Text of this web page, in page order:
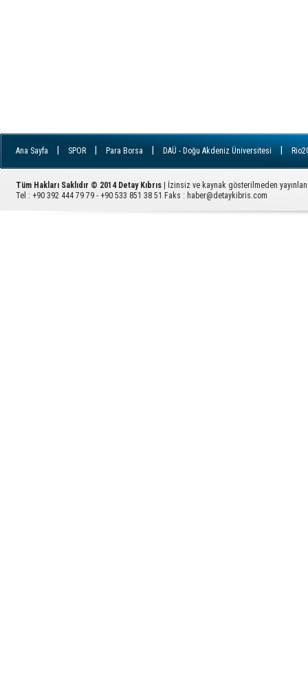
Ana Sayfa SPOR Para Borsa DAÜ - Doğu Akdeniz Üniversitesi
İletişim
YDÜ - Yakın Doğu Üniversitesi FILE Ziyaretçi Defteri
GÜ -
Avrupa
| RSS | ARUCAD EMEK KADIN İngiltere | YAŞAM |
PARA
| Sektörel Haber
Tüm Hakları Saklıdır © 2014 Detay Kıbrıs | İzinsiz ve kaynak gösterilmeden
Tel : +90 392 444 79 79 - +90 533 851 38 51 Faks : haber@detaykibris.com